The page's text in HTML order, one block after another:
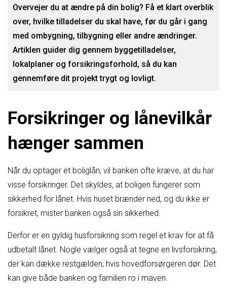
Overvejer du at ændre på din bolig? Få et klart overblik
over, hvilke tilladelser du skal have, før du går i gang
med ombygning, tilbygning eller andre ændringer.
Artiklen guider dig gennem byggetilladelser,
lokalplaner og forsikringsforhold, så du kan
gennemføre dit projekt trygt og lovligt.
Forsikringer og lånevilkår
hænger sammen
Når du optager et boliglån, vil banken ofte kræve, at du har
visse forsikringer. Det skyldes, at boligen fungerer som
sikkerhed for lånet. Hvis huset brænder ned, og du ikke er
forsikret, mister banken også sin sikkerhed.
Derfor er en gyldig husforsikring som regel et krav for at få
udbetalt lånet. Nogle vælger også at tegne en livsforsikring,
der kan dække restgælden, hvis hovedforsørgeren dør. Det
kan give både banken og familien ro i maven.